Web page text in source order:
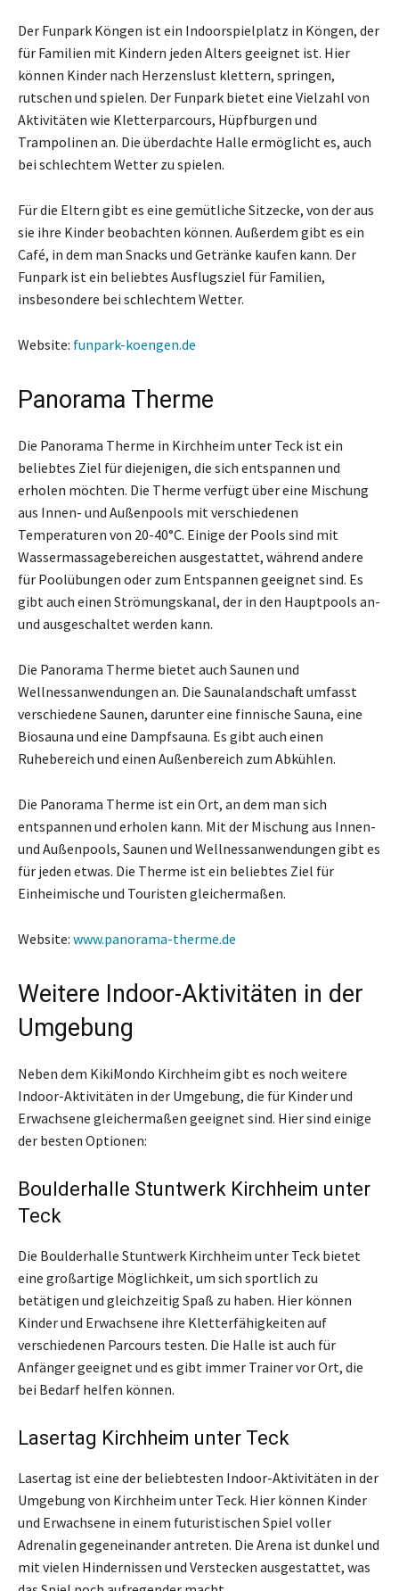
Der Funpark Köngen ist ein Indoorspielplatz in Köngen, der
für Familien mit Kindern jeden Alters geeignet ist. Hier
können Kinder nach Herzenslust klettern, springen,
rutschen und spielen. Der Funpark bietet eine Vielzahl von
Aktivitäten wie Kletterparcours, Hüpfburgen und
Trampolinen an. Die überdachte Halle ermöglicht es, auch
bei schlechtem Wetter zu spielen.
Für die Eltern gibt es eine gemütliche Sitzecke, von der aus
sie ihre Kinder beobachten können. Außerdem gibt es ein
Café, in dem man Snacks und Getränke kaufen kann. Der
Funpark ist ein beliebtes Ausflugsziel für Familien,
insbesondere bei schlechtem Wetter.
Website: funpark-koengen.de
Panorama Therme
Die Panorama Therme in Kirchheim unter Teck ist ein
beliebtes Ziel für diejenigen, die sich entspannen und
erholen möchten. Die Therme verfügt über eine Mischung
aus Innen- und Außenpools mit verschiedenen
Temperaturen von 20-40°C. Einige der Pools sind mit
Wassermassagebereichen ausgestattet, während andere
für Poolübungen oder zum Entspannen geeignet sind. Es
gibt auch einen Strömungskanal, der in den Hauptpools an-
und ausgeschaltet werden kann.
Die Panorama Therme bietet auch Saunen und
Wellnessanwendungen an. Die Saunalandschaft umfasst
verschiedene Saunen, darunter eine finnische Sauna, eine
Biosauna und eine Dampfsauna. Es gibt auch einen
Ruhebereich und einen Außenbereich zum Abkühlen.
Die Panorama Therme ist ein Ort, an dem man sich
entspannen und erholen kann. Mit der Mischung aus Innen-
und Außenpools, Saunen und Wellnessanwendungen gibt es
für jeden etwas. Die Therme ist ein beliebtes Ziel für
Einheimische und Touristen gleichermaßen.
Website: www.panorama-therme.de
Weitere Indoor-Aktivitäten in der
Umgebung
Neben dem KikiMondo Kirchheim gibt es noch weitere
Indoor-Aktivitäten in der Umgebung, die für Kinder und
Erwachsene gleichermaßen geeignet sind. Hier sind einige
der besten Optionen:
Boulderhalle Stuntwerk Kirchheim unter
Teck
Die Boulderhalle Stuntwerk Kirchheim unter Teck bietet
eine großartige Möglichkeit, um sich sportlich zu
betätigen und gleichzeitig Spaß zu haben. Hier können
Kinder und Erwachsene ihre Kletterfähigkeiten auf
verschiedenen Parcours testen. Die Halle ist auch für
Anfänger geeignet und es gibt immer Trainer vor Ort, die
bei Bedarf helfen können.
Lasertag Kirchheim unter Teck
Lasertag ist eine der beliebtesten Indoor-Aktivitäten in der
Umgebung von Kirchheim unter Teck. Hier können Kinder
und Erwachsene in einem futuristischen Spiel voller
Adrenalin gegeneinander antreten. Die Arena ist dunkel und
mit vielen Hindernissen und Verstecken ausgestattet, was